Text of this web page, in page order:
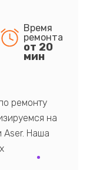
Время
ремонта
от 20
мин
ремонту
на
Aser. Наша
и